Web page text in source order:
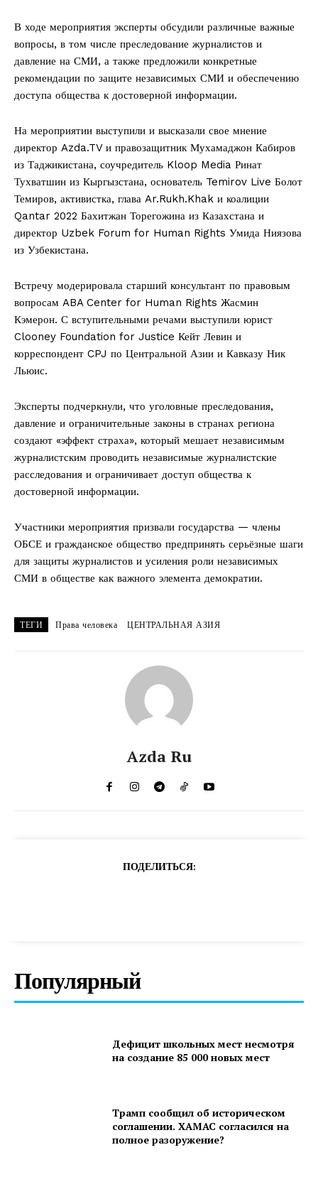
В ходе мероприятия эксперты обсудили различные важные
вопросы, в том числе преследование журналистов и
давление на СМИ, а также предложили конкретные
рекомендации по защите независимых СМИ и обеспечению
доступа общества к достоверной информации.
На мероприятии выступили и высказали свое мнение
директор Azda.TV и правозащитник Мухамаджон Кабиров
из Таджикистана, соучредитель Kloop Media Ринат
Тухватшин из Кыргызстана, основатель Temirov Live Болот
Темиров, активистка, глава Ar.Rukh.Khak и коалиции
Qantar 2022 Бахитжан Торегожина из Казахстана и
директор Uzbek Forum for Human Rights Умида Ниязова
из Узбекистана.
Встречу модерировала старший консультант по правовым
вопросам ABA Center for Human Rights Жасмин
Кэмерон. С вступительными речами выступили юрист
Clooney Foundation for Justice Кейт Левин и
корреспондент CPJ по Центральной Азии и Кавказу Ник
Льюис.
Эксперты подчеркнули, что уголовные преследования,
давление и ограничительные законы в странах региона
создают «эффект страха», который мешает независимым
журналистским проводить независимые журналистские
расследования и ограничивает доступ общества к
достоверной информации.
Участники мероприятия призвали государства — члены
ОБСЕ и гражданское общество предпринять серьёзные шаги
для защиты журналистов и усиления роли независимых
СМИ в обществе как важного элемента демократии.
ТЕГИ Права человека ЦЕНТРАЛЬНАЯ АЗИЯ
Azda Ru
ПОДЕЛИТЬСЯ:
Популярный
Дефицит школьных мест несмотря
на создание 85 000 новых мест
Трамп сообщил об историческом
соглашении. ХАМАС согласился на
полное разоружение?